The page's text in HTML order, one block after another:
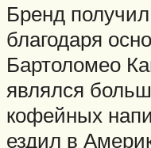
Бренд
благодаря
Бартоломео
являлся
кофейных
ездил в